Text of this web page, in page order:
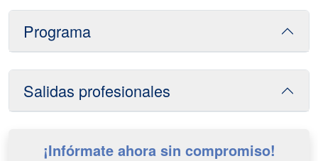
Programa
Salidas profesionales
¡Infórmate ahora sin compromiso!